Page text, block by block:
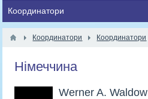
Координатори Координатори
Німеччина
Werner A. Waldow